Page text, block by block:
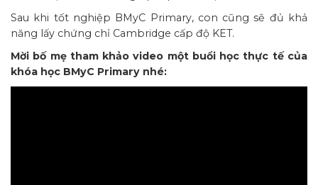
Sau khi tốt nghiệp BMyC Primary, con cũng sẽ đủ khả
năng lấy chứng chỉ Cambridge cấp độ KET.
Mời bố mẹ tham khảo video một buổi học thực tế của
khóa học BMyC Primary nhé: